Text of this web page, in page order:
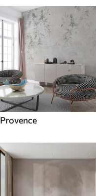
Provence